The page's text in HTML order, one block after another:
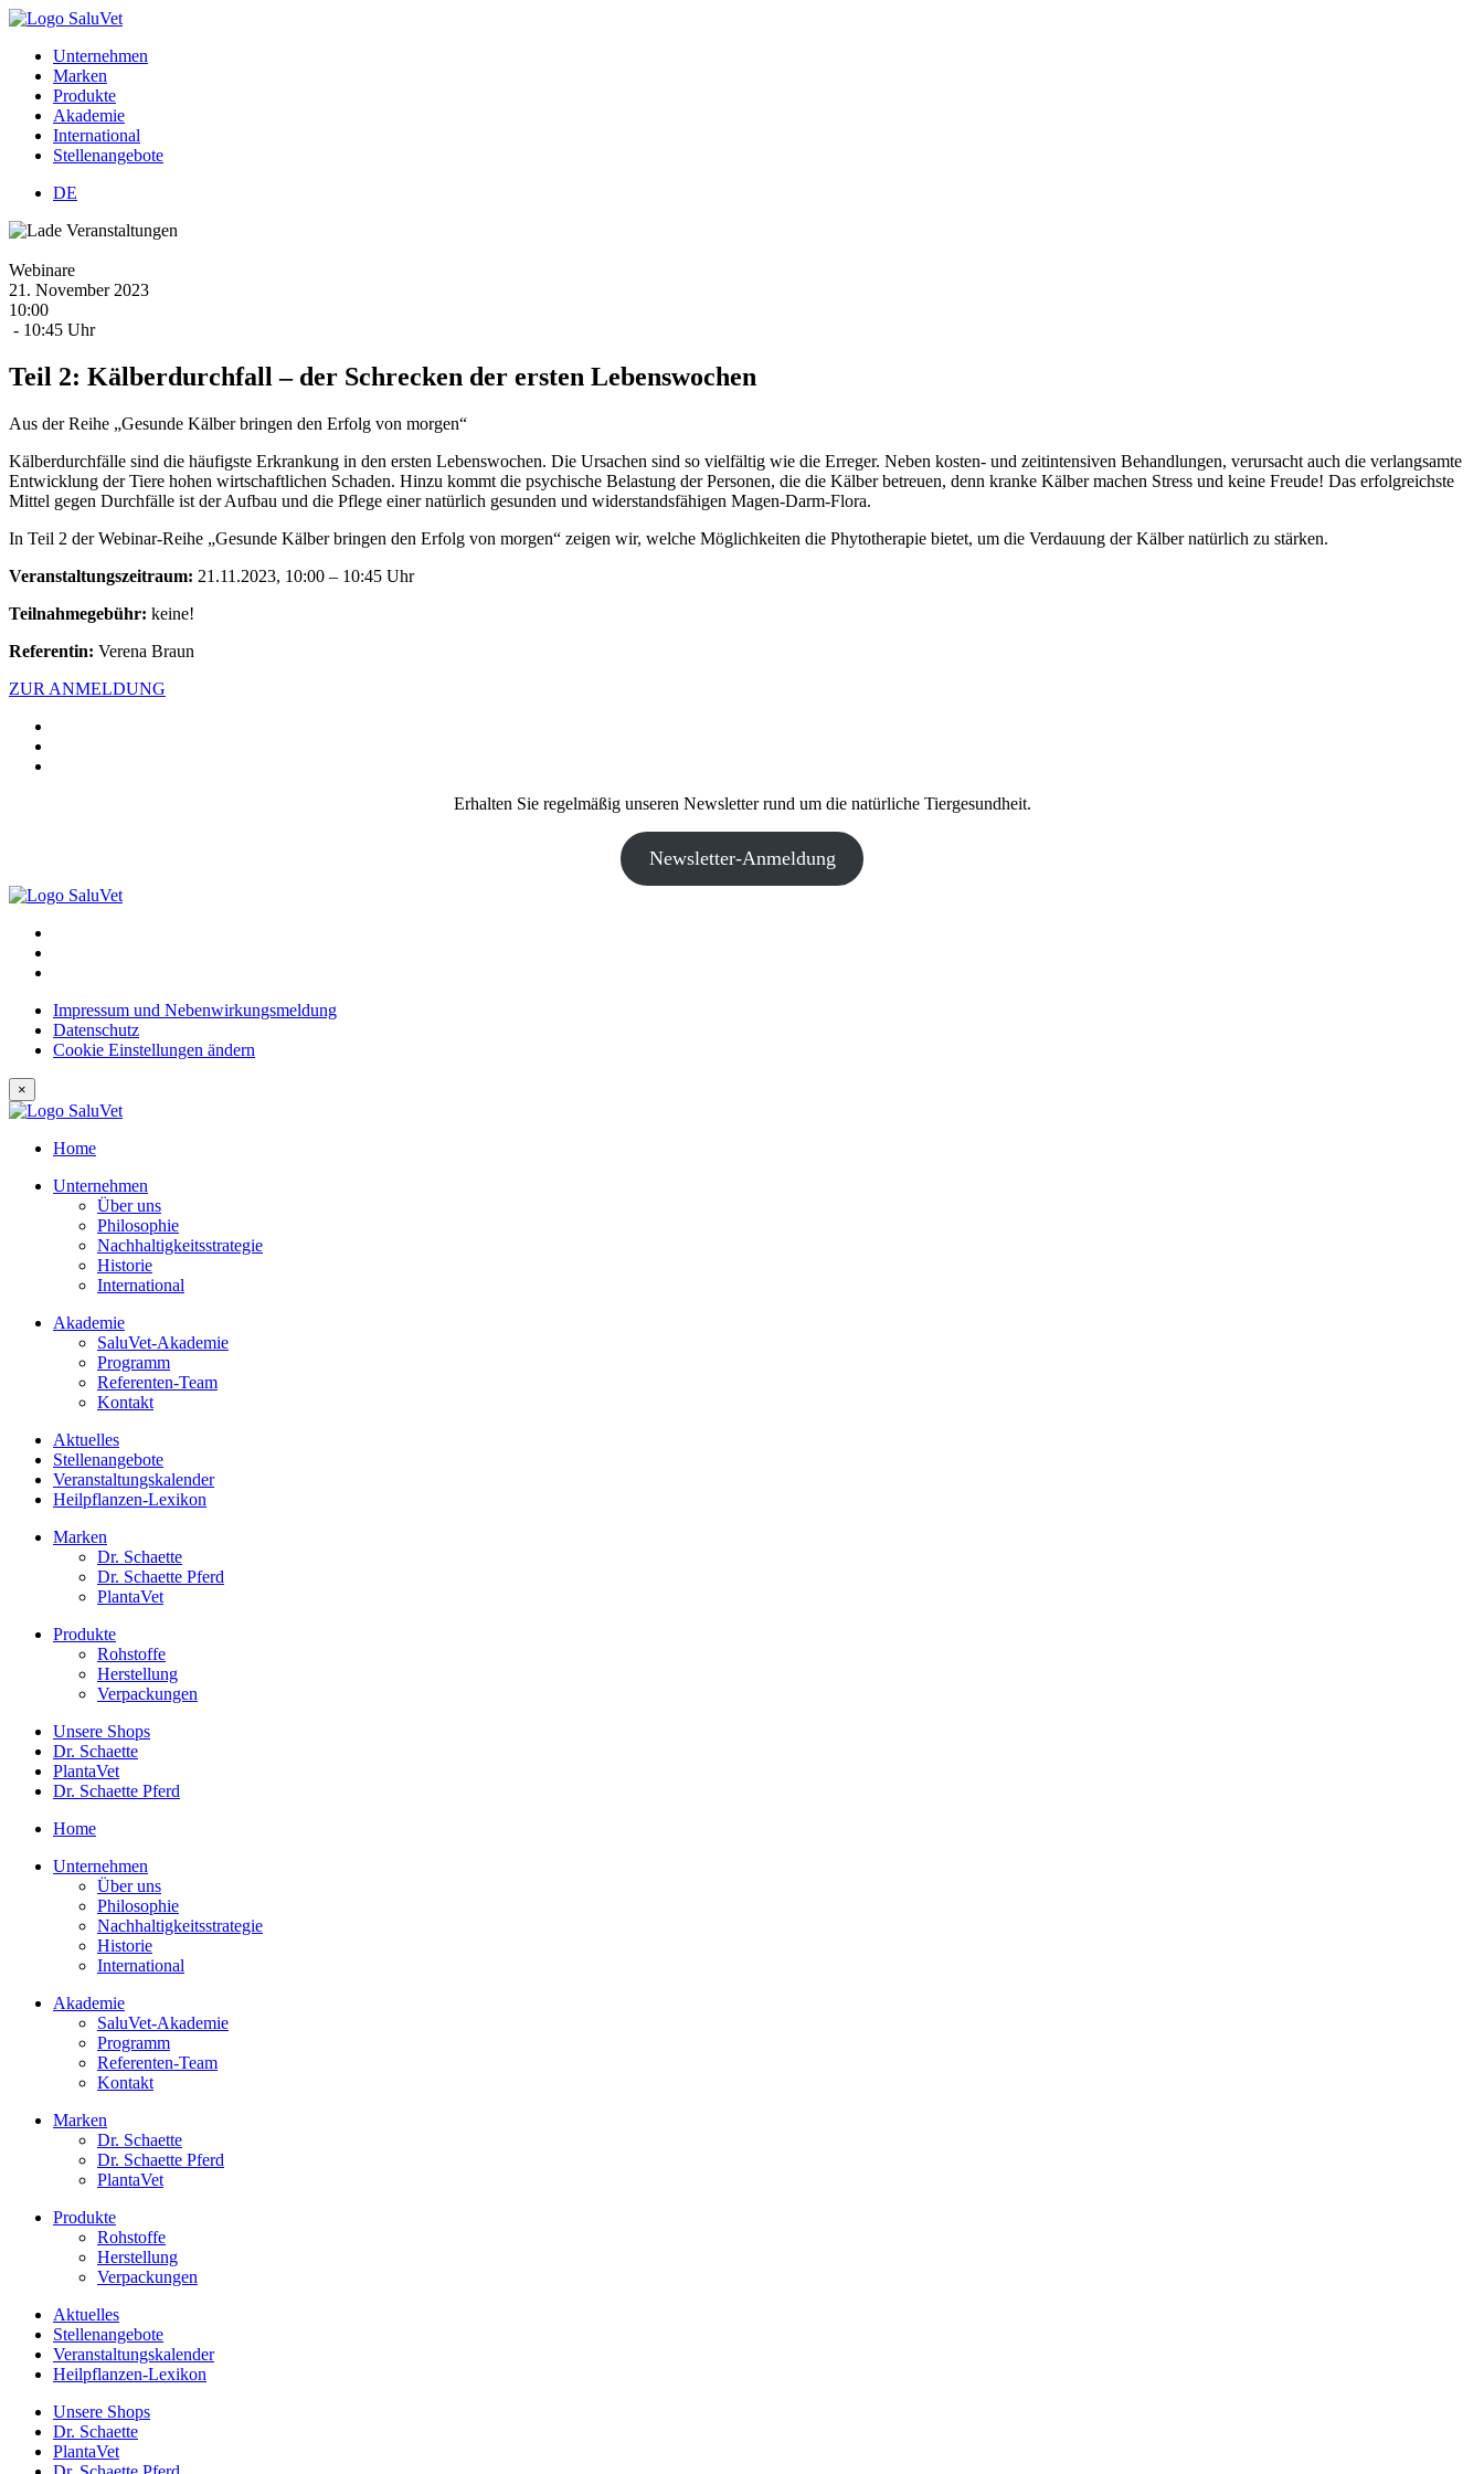
Unternehmen
Marken
Produkte
Akademie
International
Stellenangebote
DE
Webinare
21. November 2023
10:00
- 10:45 Uhr
Teil 2: Kälberdurchfall – der Schrecken der ersten Lebenswochen
Aus der Reihe „Gesunde Kälber bringen den Erfolg von morgen“
Kälberdurchfälle sind die häufigste Erkrankung in den ersten Lebenswochen. Die Ursachen sind so vielfältig wie die Erreger. Neben kosten- und zeitintensiven Behandlungen, verursacht auch die verlangsamte
Entwicklung der Tiere hohen wirtschaftlichen Schaden. Hinzu kommt die psychische Belastung der Personen, die die Kälber betreuen, denn kranke Kälber machen Stress und keine Freude! Das erfolgreichste
Mittel gegen Durchfälle ist der Aufbau und die Pflege einer natürlich gesunden und widerstandsfähigen Magen-Darm-Flora.
In Teil 2 der Webinar-Reihe „Gesunde Kälber bringen den Erfolg von morgen“ zeigen wir, welche Möglichkeiten die Phytotherapie bietet, um die Verdauung der Kälber natürlich zu stärken.
Veranstaltungszeitraum: 21.11.2023, 10:00 – 10:45 Uhr
Teilnahmegebühr: keine!
Referentin: Verena Braun
ZUR ANMELDUNG
Erhalten Sie regelmäßig unseren Newsletter rund um die natürliche Tiergesundheit.
Newsletter-Anmeldung
Impressum und Nebenwirkungsmeldung
Datenschutz
Cookie Einstellungen ändern
×
Home
Unternehmen
Über uns
Philosophie
Nachhaltigkeitsstrategie
Historie
International
Akademie
SaluVet-Akademie
Programm
Referenten-Team
Kontakt
Aktuelles
Stellenangebote
Veranstaltungskalender
Heilpflanzen-Lexikon
Marken
Dr. Schaette
Dr. Schaette Pferd
PlantaVet
Produkte
Rohstoffe
Herstellung
Verpackungen
Unsere Shops
Dr. Schaette
PlantaVet
Dr. Schaette Pferd
Home
Unternehmen
Über uns
Philosophie
Nachhaltigkeitsstrategie
Historie
International
Akademie
SaluVet-Akademie
Programm
Referenten-Team
Kontakt
Marken
Dr. Schaette
Dr. Schaette Pferd
PlantaVet
Produkte
Rohstoffe
Herstellung
Verpackungen
Aktuelles
Stellenangebote
Veranstaltungskalender
Heilpflanzen-Lexikon
Unsere Shops
Dr. Schaette
PlantaVet